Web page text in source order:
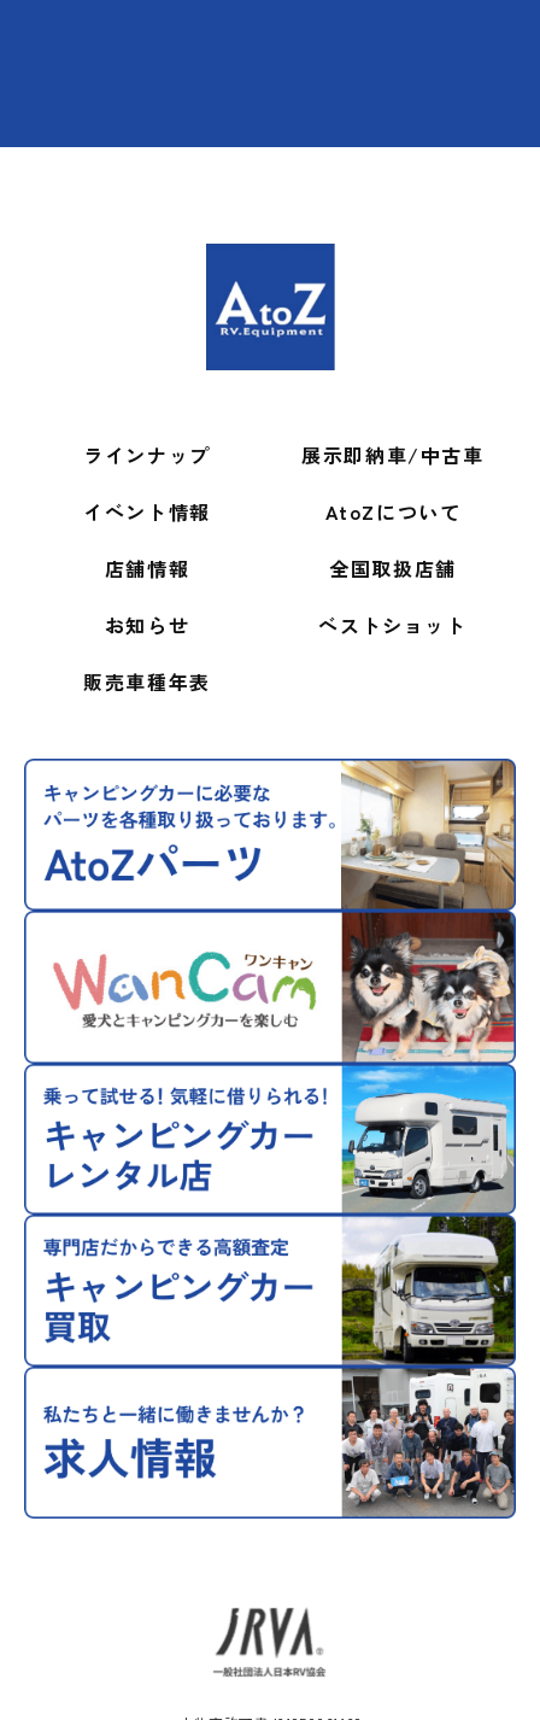
ラインナップ
展示即納車/中古車
イベント情報
AtoZについて
店舗情報
全国取扱店舗
お知らせ
ベストショット
販売車種年表